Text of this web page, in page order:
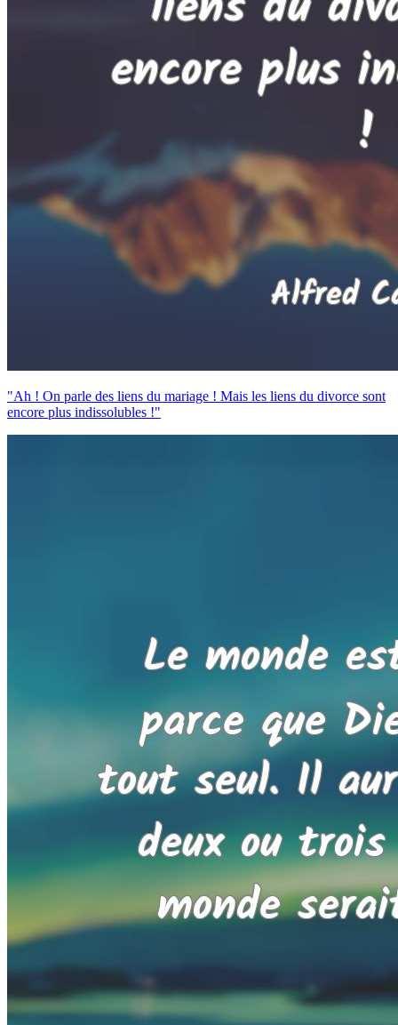
"Ah ! On parle des liens du mariage ! Mais les liens du divorce sont
encore plus indissolubles !"